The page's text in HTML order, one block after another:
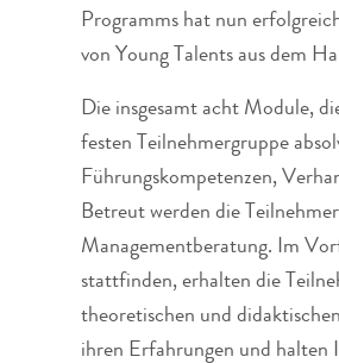
Programms hat nun
von Young Talents aus dem
Die insgesamt acht Module,
festen Teilnehmergruppe
Führungskompetenzen,
Betreut werden die
Managementberatung. Im
stattfinden, erhalten die
theoretischen und
ihren Erfahrungen und halten